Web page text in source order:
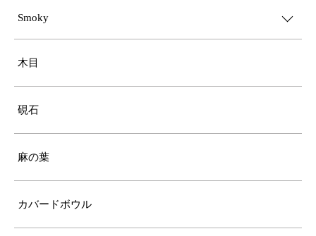
Smoky
木目
硯石
麻の葉
カバードボウル